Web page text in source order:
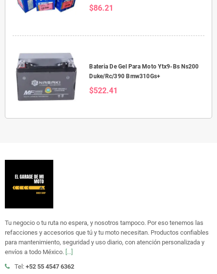
$86.21
Bateria De Gel Para Moto Ytx9-Bs Ns200
Duke/Rc/390 Bmw310Gs+
$522.41
Tu negocio o tu ruta no espera, y nosotros tampoco. Por eso tenemos las
refacciones y accesorios que tú y tu moto necesitan. Productos confiables
para mantenimiento, seguridad y uso diario, con atención personalizada y
envíos a todo México. [...]
Tel: +52 55 4547 6362